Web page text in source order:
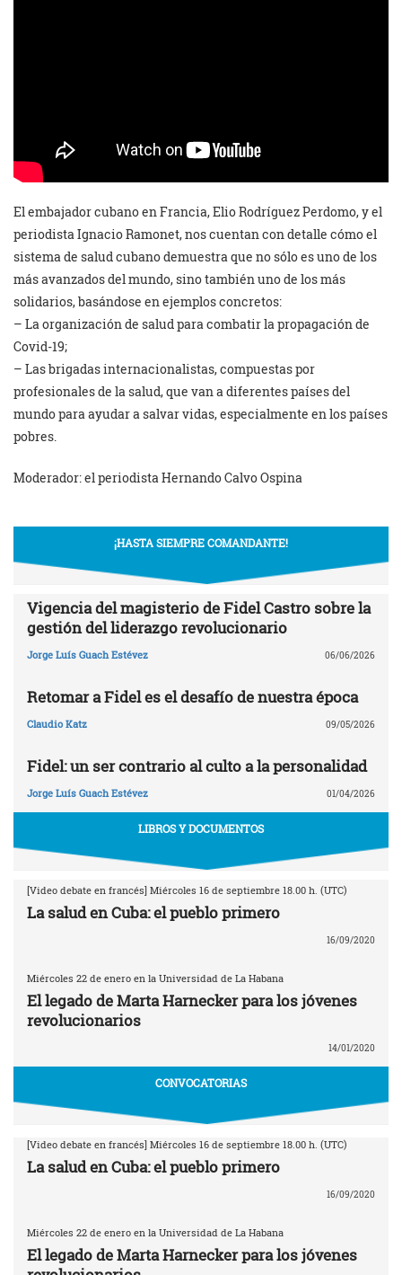
El embajador cubano en Francia, Elio Rodríguez Perdomo, y el
periodista Ignacio Ramonet, nos cuentan con detalle cómo el
sistema de salud cubano demuestra que no sólo es uno de los
más avanzados del mundo, sino también uno de los más
solidarios, basándose en ejemplos concretos:
– La organización de salud para combatir la propagación de
Covid-19;
– Las brigadas internacionalistas, compuestas por
profesionales de la salud, que van a diferentes países del
mundo para ayudar a salvar vidas, especialmente en los países
pobres.
Moderador: el periodista Hernando Calvo Ospina
¡HASTA SIEMPRE COMANDANTE!
Vigencia del magisterio de Fidel Castro sobre la
gestión del liderazgo revolucionario
Jorge Luís Guach Estévez 06/06/2026
Retomar a Fidel es el desafío de nuestra época
Claudio Katz 09/05/2026
Fidel: un ser contrario al culto a la personalidad
Jorge Luís Guach Estévez 01/04/2026
LIBROS Y DOCUMENTOS
[Video debate en francés] Miércoles 16 de septiembre 18.00 h. (UTC)
La salud en Cuba: el pueblo primero
16/09/2020
Miércoles 22 de enero en la Universidad de La Habana
El legado de Marta Harnecker para los jóvenes
revolucionarios
14/01/2020
CONVOCATORIAS
[Video debate en francés] Miércoles 16 de septiembre 18.00 h. (UTC)
La salud en Cuba: el pueblo primero
16/09/2020
Miércoles 22 de enero en la Universidad de La Habana
El legado de Marta Harnecker para los jóvenes